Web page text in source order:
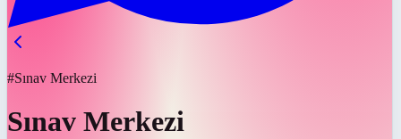
#Sınav Merkezi
Sınav Merkezi